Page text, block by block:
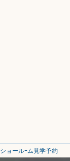
ショールｰム見学予約